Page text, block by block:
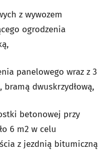
z wywozem
ogrodzenia
panelowego wraz z 3
dwuskrzydłową,
betonowej przy
6 m2 w celu
z jezdnią bitumiczną